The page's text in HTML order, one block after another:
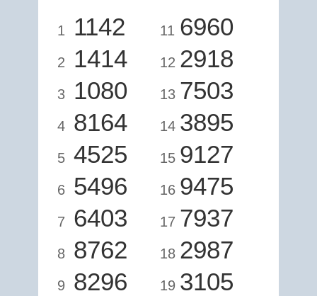
1 1142
2 1414
3 1080
4 8164
5 4525
6 5496
7 6403
8 8762
9 8296
11 6960
12 2918
13 7503
14 3895
15 9127
16 9475
17 7937
18 2987
19 3105